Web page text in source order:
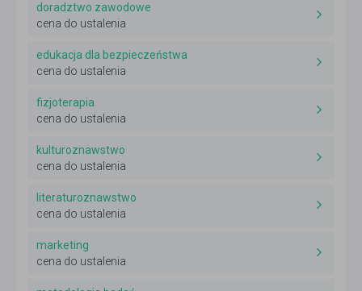
doradztwo zawodowe
cena do ustalenia
edukacja dla bezpieczeństwa
cena do ustalenia
fizjoterapia
cena do ustalenia
kulturoznawstwo
cena do ustalenia
literaturoznawstwo
cena do ustalenia
marketing
cena do ustalenia